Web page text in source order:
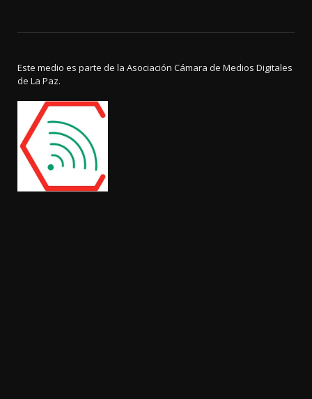
Este medio es parte de la Asociación Cámara de Medios Digitales
de La Paz.